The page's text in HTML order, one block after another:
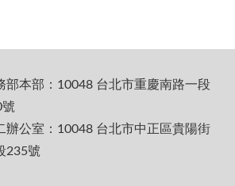
部本部：10048 台北市重慶南路一段
號
辦公室：10048 台北市中正區貴陽街
235號